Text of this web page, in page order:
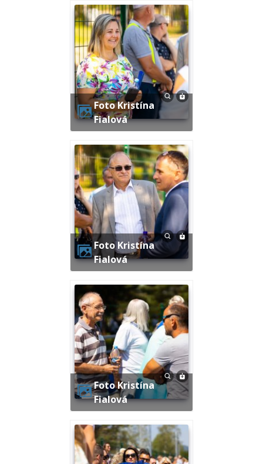
Foto Kristína
Fialová
Foto Kristína
Fialová
Foto Kristína
Fialová